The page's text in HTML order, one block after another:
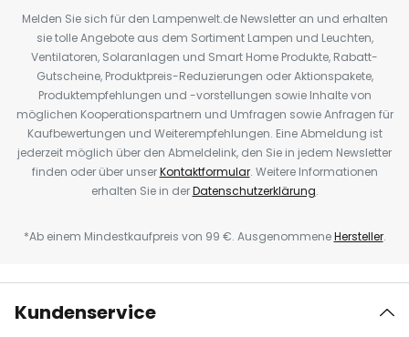
Melden Sie sich für den Lampenwelt.de Newsletter an und erhalten
sie tolle Angebote aus dem Sortiment Lampen und Leuchten,
Ventilatoren, Solaranlagen und Smart Home Produkte, Rabatt-
Gutscheine, Produktpreis-Reduzierungen oder Aktionspakete,
Produktempfehlungen und -vorstellungen sowie Inhalte von
möglichen Kooperationspartnern und Umfragen sowie Anfragen für
Kaufbewertungen und Weiterempfehlungen. Eine Abmeldung ist
jederzeit möglich über den Abmeldelink, den Sie in jedem Newsletter
finden oder über unserKontaktformular. Weitere Informationen
erhalten Sie in derDatenschutzerklärung.
*Ab einem Mindestkaufpreis von 99 €. AusgenommeneHersteller.
Kundenservice